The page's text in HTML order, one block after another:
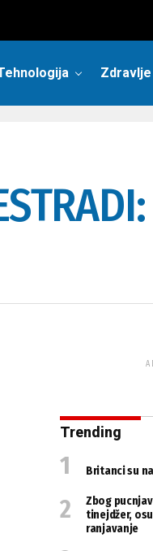
Zdravlje
Trending
Britanci su
Zbog
tinejdžer,
ranjavanje